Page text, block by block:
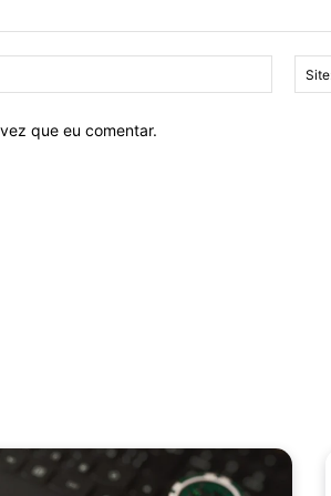
mail:*
que eu comentar.